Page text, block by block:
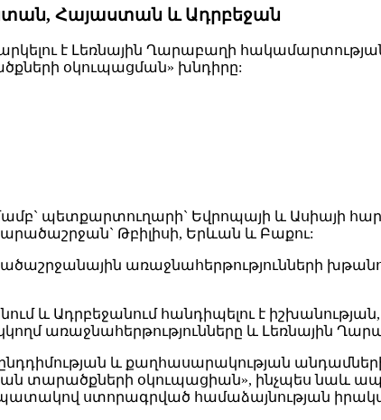
Հայաստան և Ադրբեջան
է Լեռնային Ղարաբաղի
օկուպացման» խնդիրը:
պետքարտուղարի` Եվրոպայի և Ասիայի
Թբիլիսի, Երևան և Բաքու:
առաջնահերթությունների
և Ադրբեջանում հանդիպելու է
առաջնահերթությունները և
և քաղհասարակության
օկուպացիան», ինչպես նաև
ստորագրված համաձայնության